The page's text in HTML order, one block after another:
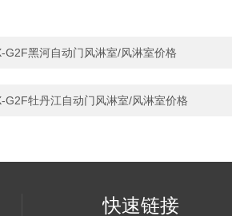
G2F黑河自动门风淋室/风淋室价格
G2F牡丹江自动门风淋室/风淋室价格
快速链接